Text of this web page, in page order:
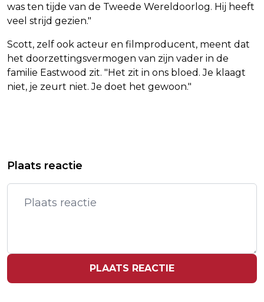
was ten tijde van de Tweede Wereldoorlog. Hij heeft
veel strijd gezien."
Scott, zelf ook acteur en filmproducent, meent dat
het doorzettingsvermogen van zijn vader in de
familie Eastwood zit. "Het zit in ons bloed. Je klaagt
niet, je zeurt niet. Je doet het gewoon."
BEREIKT NIEUWE HOOGTES
ISRAËLISCHE REGERING AKKOORD
MET BESTAND IN GAZASTROOK
Plaats reactie
PLAATS REACTIE